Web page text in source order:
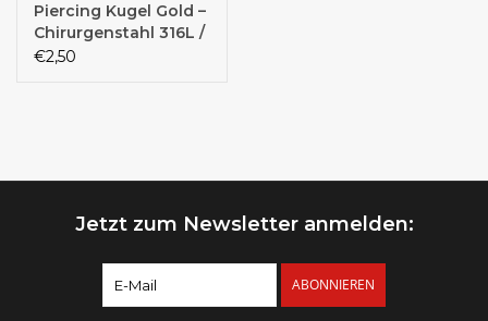
Piercing Kugel Gold –
Chirurgenstahl 316L /
PVD | 3 & 4 mm | 1,2
€2,50
Jetzt zum Newsletter anmelden:
ABONNIEREN